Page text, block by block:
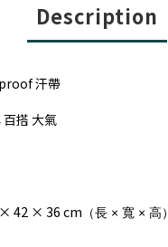
Description
汗帶
搭 大氣
42 × 36 cm （長 × 寬 × 高）